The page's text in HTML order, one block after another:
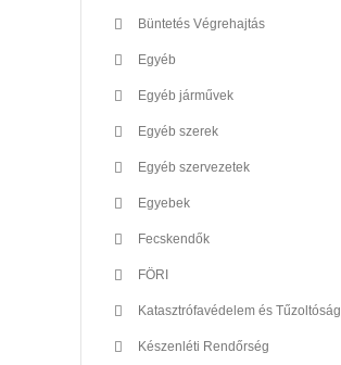
Büntetés Végrehajtás
Egyéb
Egyéb járművek
Egyéb szerek
Egyéb szervezetek
Egyebek
Fecskendők
FÖRI
Katasztrófavédelem és Tűzoltóság
Készenléti Rendőrség